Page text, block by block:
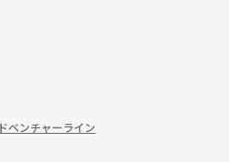
ベンチャーライン